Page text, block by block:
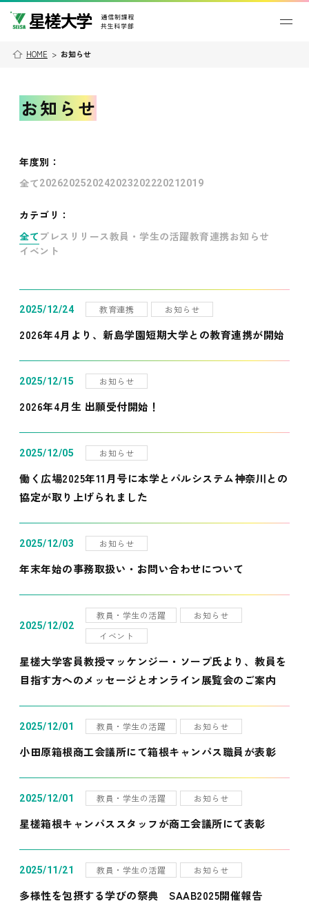
HOME > お知らせ
お知らせ
年度別 ：
全て202620252024202320222021 2019
カテゴリ：
全て プレスリリース教員・学生の活躍教育連携お知らせ
イベント
2025/12/24 教育連携 お知らせ
2026年4月より、新島学園短期大学との教育連携が開始
2025/12/15 お知らせ
2026年4月生 出願受付開始！
2025/12/05 お知らせ
働く広場2025年11月号に本学とパルシステム神奈川との
協定が取り上げられました
2025/12/03 お知らせ
年末年始の事務取扱い・お問い合わせについて
2025/12/02
教員・学生の活躍
お知らせ
イベント
星槎大学客員教授マッケンジー・ソープ氏より、教員を
目指す方へのメッセージとオンライン展覧会のご案内
2025/12/01 教員・学生の活躍 お知らせ
小田原箱根商工会議所にて箱根キャンパス職員が表彰
2025/12/01 教員・学生の活躍 お知らせ
星槎箱根キャンパススタッフが商工会議所にて表彰
2025/11/21 教員・学生の活躍 お知らせ
多様性を包摂する学びの祭典 SAAB2025開催報告